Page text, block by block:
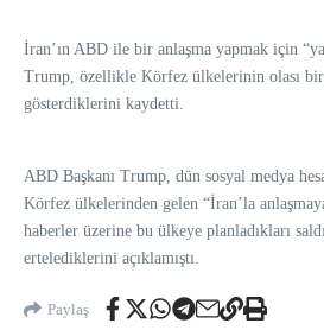
İran’ın ABD ile bir anlaşma yapmak için
Trump, özellikle Körfez ülkelerinin olası
gösterdiklerini kaydetti.
ABD Başkanı Trump, dün sosyal medya
Körfez ülkelerinden gelen “İran’la
haberler üzerine bu ülkeye planladıkları
ertelediklerini açıklamıştı.
Paylaş